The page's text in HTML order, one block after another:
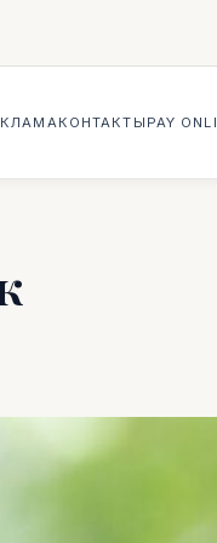
КОНТАКТЫ PAY